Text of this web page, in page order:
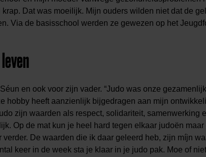
Dat was moeilijk. Mijn ouders wilden niet dat de
Via de basisschool werden ze gewezen op het
en ook voor zijn vader. “Judo was onze
hobby heeft aanzienlijk bijgedragen aan mijn
zijn waarden als respect, solidariteit, samenwerking
Op de mat kun je heel hard tegen elkaar judoën
verder. De waarden die ik daar geleerd heb, zijn míjn
keer in de week sta je klaar in je judo pak. Moe of